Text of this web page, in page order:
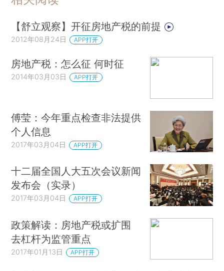
【舒立观察】开征房地产税的前提
2012年08月24日 APP打开
房地产税：怎么征 何时征
2014年03月03日 APP打开
傅莹：今年重点检查非法提供
个人信息
2017年03月04日 APP打开
十二届全国人大五次会议新闻
发布会（实录）
2017年03月04日 APP打开
政策解读：房地产税或扩围
去杠杆为监管重点
2017年01月13日 APP打开